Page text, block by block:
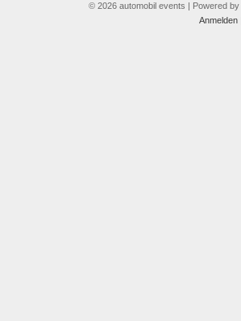
© 2026 automobil events | Powered by
Anmelden|